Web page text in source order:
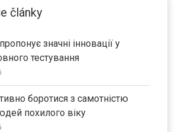
články
значні інновації у
тестування
боротися з самотністю
похилого віку